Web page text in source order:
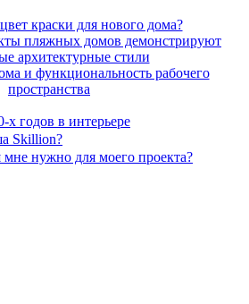
краски для нового дома?
пляжных домов демонстрируют
архитектурные стили
и функциональность рабочего
пространства
х годов в интерьере
Skillion?
мне нужно для моего проекта?